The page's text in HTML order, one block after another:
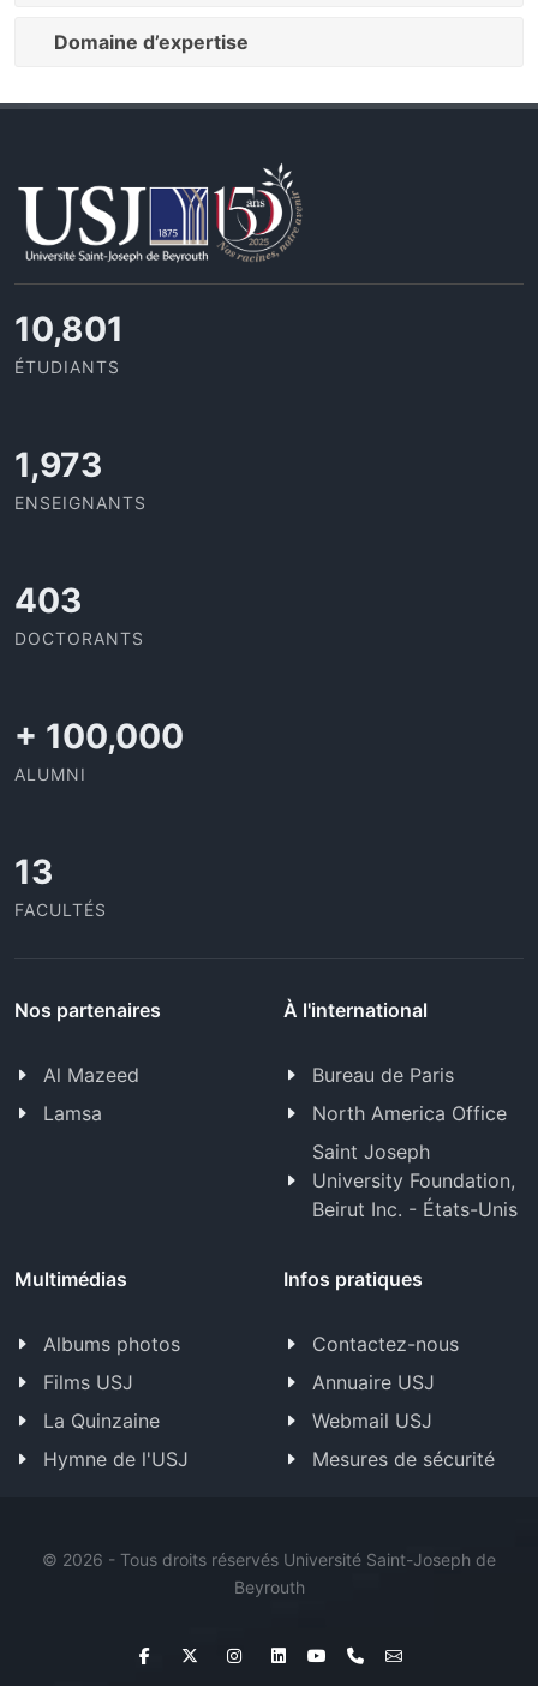
Domaine d’expertise
11,727
ÉTUDIANTS
2,142
ENSEIGNANTS
437
DOCTORANTS
+ 100,000
ALUMNI
13
FACULTÉS
Nos partenaires
Al Mazeed
Lamsa
À l'international
Bureau de Paris
North America Office
Saint Joseph
University Foundation,
Beirut Inc. - États-Unis
Multimédias
Albums photos
Films USJ
La Quinzaine
Hymne de l'USJ
Infos pratiques
Contactez-nous
Annuaire USJ
Webmail USJ
Mesures de sécurité
© 2026 - Tous droits réservés Université Saint-Joseph de
Beyrouth